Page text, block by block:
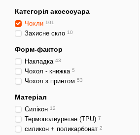
Категорія аксессуара
Чохли 101
Захисне скло 10
Форм-фактор
Накладка 43
Чохол - книжка 5
Чохол з принтом 53
Матеріал
Силікон 12
Термополиуретан (TPU) 7
силикон + поликарбонат 2